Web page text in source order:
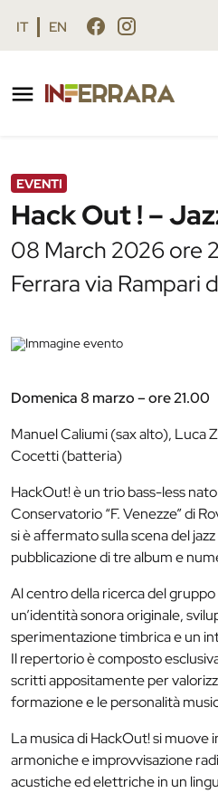
Vai al contenuto principale
Vai al footer
IT EN
Hack Out ! –
EVENTI
Hack Out ! –
08 March 2026 ore
Ferrara via Rampari
Domenica 8 marzo – ore 21.00
Manuel Caliumi (sax alto), Luca
Cocetti (batteria)
HackOut! è un trio bass-less
Conservatorio “F. Venezze” di
si è affermato sulla scena del
pubblicazione di tre album e
Al centro della ricerca del gruppo
un’identità sonora originale,
sperimentazione timbrica e un
Il repertorio è composto
scritti appositamente per
formazione e le personalità
La musica di HackOut! si
armoniche e improvvisazione
acustiche ed elettriche in un